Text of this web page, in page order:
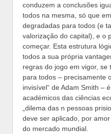
conduzem a conclusões
todos na mesma, só que
degradadas para todos (e
valorização do capital), e o
começar. Esta estrutura
todos a sua própria
regras do jogo em vigor, se
para todos – precisamente
invisível“ de Adam Smith –
académicos das ciências
„dilema das n pessoas
deve ser aplicado, por
do mercado mundial.